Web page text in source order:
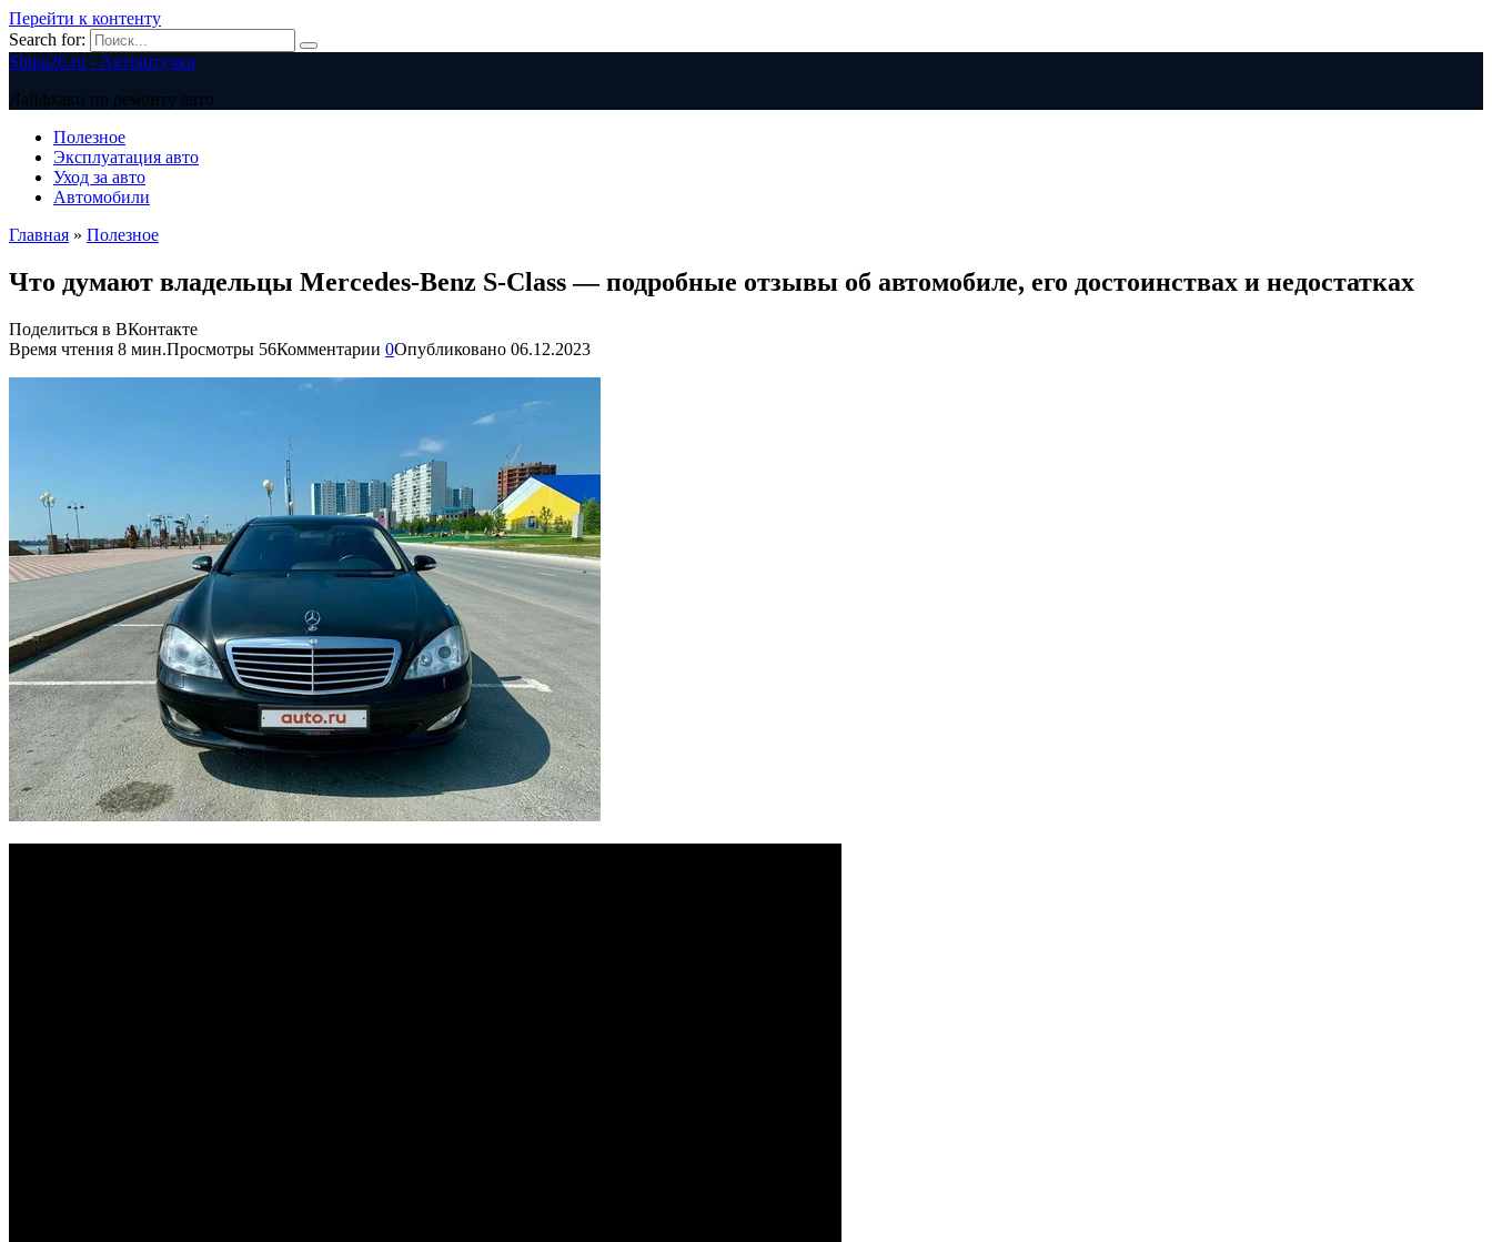
Перейти к контенту
Search for:
Shina26.ru - Автоштучки
Лайфхаки по ремонту авто
Полезное
Эксплуатация авто
Уход за авто
Автомобили
Главная » Полезное
Что думают владельцы Mercedes-Benz S-Class — подробные отзывы об автомобиле, его достоинствах и недостатках
Поделиться в ВКонтакте
Время чтения 8 мин.Просмотры 56Комментарии 0Опубликовано 06.12.2023